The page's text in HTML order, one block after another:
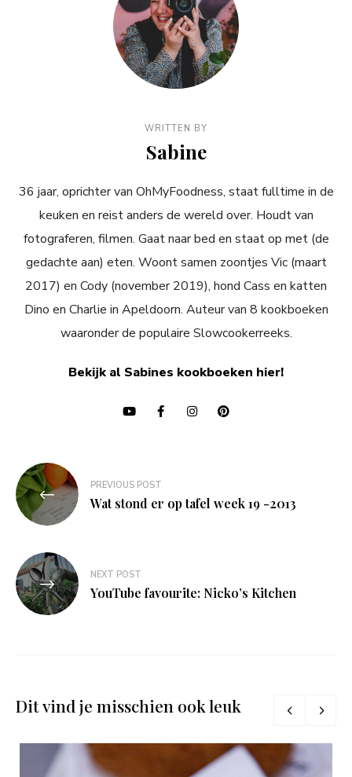
WRITTEN BY
Sabine
36 jaar, oprichter van OhMyFoodness, staat fulltime in de
keuken en reist anders de wereld over. Houdt van
fotograferen, filmen. Gaat naar bed en staat op met (de
gedachte aan) eten. Woont samen zoontjes Vic (maart
2017) en Cody (november 2019), hond Cass en katten
Dino en Charlie in Apeldoorn. Auteur van 8 kookboeken
waaronder de populaire Slowcookerreeks.
Bekijk al Sabines kookboeken hier!
Bericht
navigatie
PREVIOUS POST
Wat stond er op tafel week 19 -2013
NEXT POST
YouTube favourite: Nicko’s Kitchen
Dit vind je misschien ook leuk